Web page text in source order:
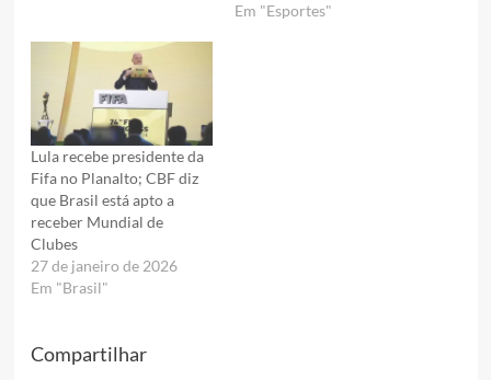
Em "Esportes"
Lula recebe presidente da
Fifa no Planalto; CBF diz
que Brasil está apto a
receber Mundial de
Clubes
27 de janeiro de 2026
Em "Brasil"
Compartilhar